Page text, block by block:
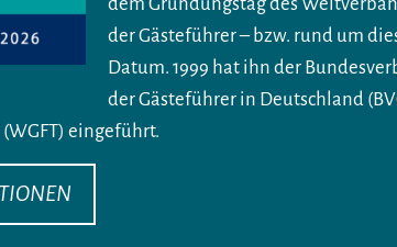
der Gästeführer – bzw. rund um
Datum. 1999 hat ihn der
der Gästeführer in Deutschland
eingeführt.